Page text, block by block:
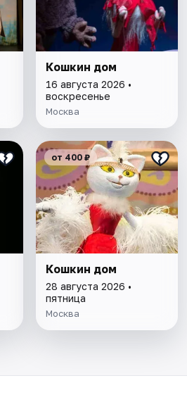
Кошкин дом
16 августа 2026 •
воскресенье
Москва
от 400 ₽
Кошкин дом
28 августа 2026 •
пятница
Москва